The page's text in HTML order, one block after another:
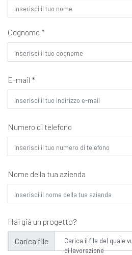
Cognome *
E-mail *
Numero di telefono
Nome della tua azienda
Hai già un progetto?
Carica il file del quale
di lavorazione